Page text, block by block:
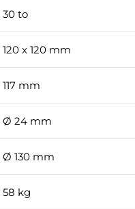
30 to
120 x 120 mm
117 mm
Ø 24 mm
Ø 130 mm
58 kg